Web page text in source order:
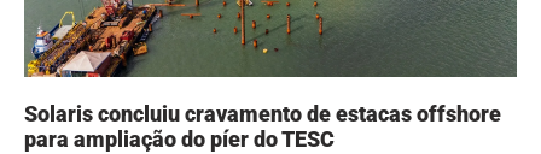
Solaris concluiu cravamento de estacas offshore
para ampliação do píer do TESC